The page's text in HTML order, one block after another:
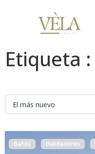
Etiqueta :
Baños Habitaciones